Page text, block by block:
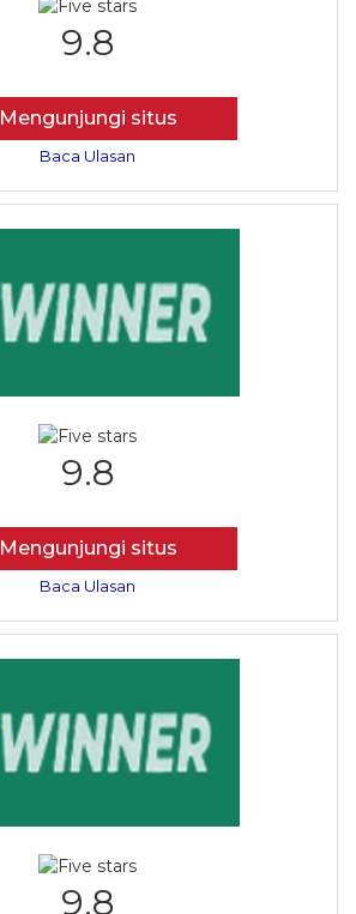
9.8
Mengunjungi situs
Baca Ulasan
9.8
Mengunjungi situs
Baca Ulasan
9.8